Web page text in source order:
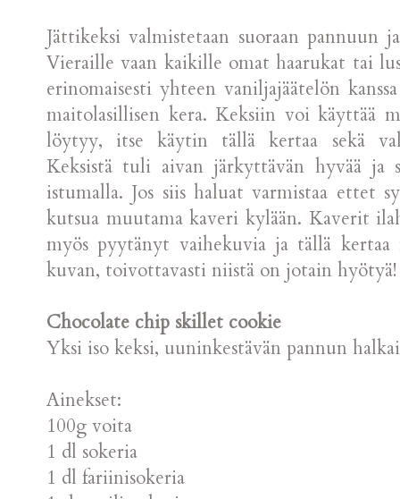
Jättikeksi valmistetaan suoraan pannuun
Vieraille vaan kaikille omat haarukat tai
erinomaisesti yhteen vaniljajäätelön
maitolasillisen kera. Keksiin voi käyttää
löytyy, itse käytin tällä kertaa sekä
Keksistä tuli aivan järkyttävän hyvää ja
istumalla. Jos siis haluat varmistaa ettet
kutsua muutama kaveri kylään. Kaverit
myös pyytänyt vaihekuvia ja tällä kertaa
kuvan, toivottavasti niistä on jotain hyötyä!
Chocolate chip skillet cookie
Yksi iso keksi, uuninkestävän pannun
Ainekset:
100g voita
1 dl sokeria
1 dl fariinisokeria